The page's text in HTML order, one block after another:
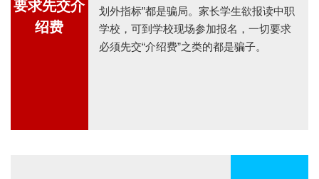
要求先交介
绍费
划外指标”都是骗局。家长学生欲报读中职
学校，可到学校现场参加报名，一切要求
必须先交“介绍费”之类的都是骗子。